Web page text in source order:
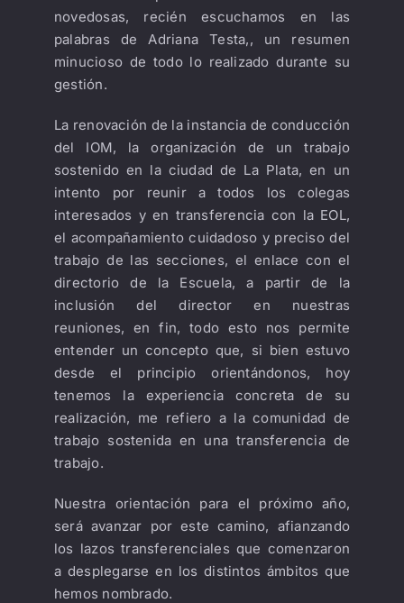
novedosas, recién escuchamos en las
palabras de Adriana Testa,, un resumen
minucioso de todo lo realizado durante su
gestión.
La renovación de la instancia de conducción
del IOM, la organización de un trabajo
sostenido en la ciudad de La Plata, en un
intento por reunir a todos los colegas
interesados y en transferencia con la EOL,
el acompañamiento cuidadoso y preciso del
trabajo de las secciones, el enlace con el
directorio de la Escuela, a partir de la
inclusión del director en nuestras
reuniones, en fin, todo esto nos permite
entender un concepto que, si bien estuvo
desde el principio orientándonos, hoy
tenemos la experiencia concreta de su
realización, me refiero a la comunidad de
trabajo sostenida en una transferencia de
trabajo.
Nuestra orientación para el próximo año,
será avanzar por este camino, afianzando
los lazos transferenciales que comenzaron
a desplegarse en los distintos ámbitos que
hemos nombrado.